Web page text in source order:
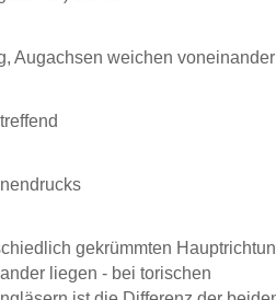
Augachsen weichen
gekrümmten
liegen - bei torischen